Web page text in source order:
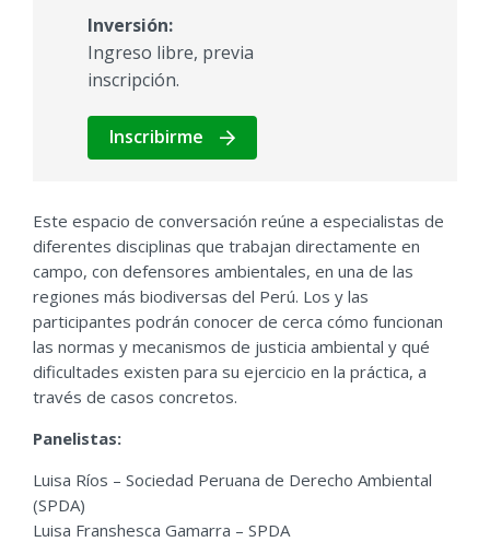
Inversión:
Ingreso libre, previa
inscripción.
Inscribirme
Este espacio de conversación reúne a especialistas de
diferentes disciplinas que trabajan directamente en
campo, con defensores ambientales, en una de las
regiones más biodiversas del Perú. Los y las
participantes podrán conocer de cerca cómo funcionan
las normas y mecanismos de justicia ambiental y qué
dificultades existen para su ejercicio en la práctica, a
través de casos concretos.
Panelistas:
Luisa Ríos – Sociedad Peruana de Derecho Ambiental
(SPDA)
Luisa Franshesca Gamarra – SPDA